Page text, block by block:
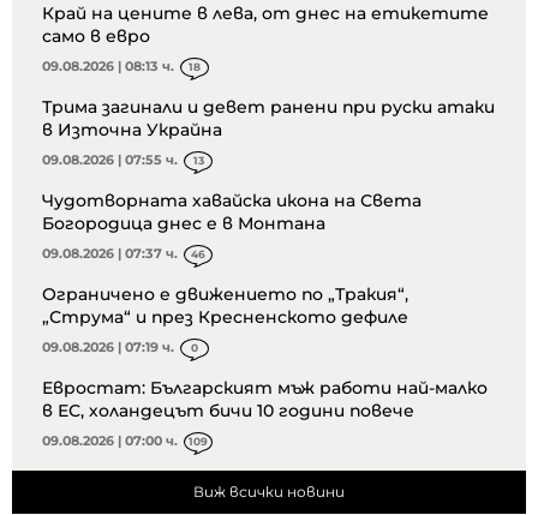
Край на цените в лева, от днес на етикетите
само в евро
09.08.2026 | 08:13 ч. 18
Трима загинали и девет ранени при руски атаки
в Източна Украйна
09.08.2026 | 07:55 ч. 13
Чудотворната хавайска икона на Света
Богородица днес е в Монтана
09.08.2026 | 07:37 ч. 46
Ограничено е движението по „Тракия“,
„Струма“ и през Кресненското дефиле
09.08.2026 | 07:19 ч. 0
Евростат: Българският мъж работи най-малко
в ЕС, холандецът бичи 10 години повече
09.08.2026 | 07:00 ч. 109
Виж всички новини